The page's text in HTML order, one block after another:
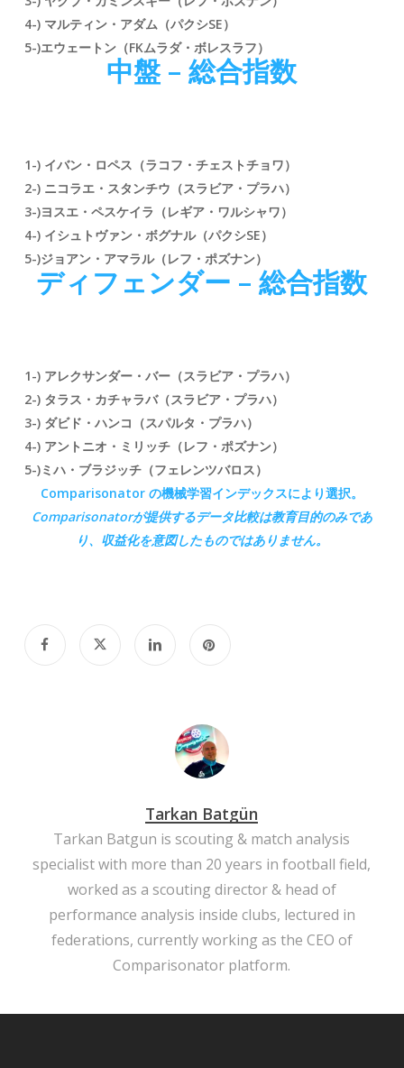
4-) マルティン・アダム（パクシSE）
5-)エウェートン（FKムラダ・ボレスラフ）
中盤 – 総合指数
1-) イバン・ロペス （ラコフ・チェストチョワ）
2-) ニコラエ・スタンチウ （スラビア・プラハ）
3-)ヨスエ・ペスケイラ （レギア・ワルシャワ）
4-) イシュトヴァン・ボグナル（パクシSE）
5-)ジョアン・アマラル（レフ・ポズナン）
ディフェンダー – 総合指数
1-) アレクサンダー・バー（スラビア・プラハ）
2-) タラス・カチャラバ（スラビア・プラハ）
3-) ダビド・ハンコ （スパルタ・プラハ）
4-) アントニオ・ミリッチ（レフ・ポズナン）
5-)ミハ・ブラジッチ（フェレンツバロス）
Comparisonator の機械学習インデックスにより選択。
Comparisonatorが提供するデータ比較は教育目的のみであ
り、収益化を意図したものではありません。
Tarkan Batgün
Tarkan Batgun is scouting & match analysis
specialist with more than 20 years in football field,
worked as a scouting director & head of
performance analysis inside clubs, lectured in
federations, currently working as the CEO of
Comparisonator platform.